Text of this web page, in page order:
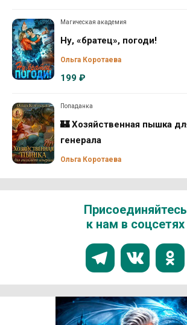
Магическая академия
Ну, «братец», погоди!
Ольга Коротаева
199 ₽
Попаданка
🏰 Хозяйственная пышка
генерала
Ольга Коротаева
Присоединяйтесь
к нам в соцсетях